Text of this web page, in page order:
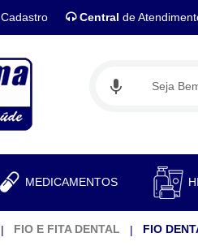
Cadastro Central de
MEDICAMENTOS
FIO E FITA DENTAL FIO